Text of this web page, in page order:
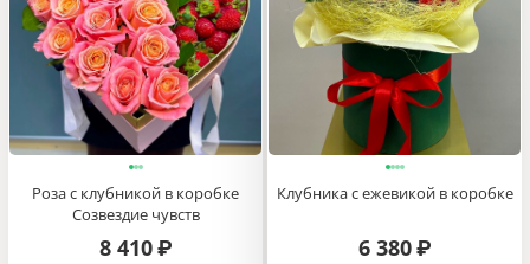
Роза с клубникой в коробке
Созвездие чувств
8 410 ₽
Клубника с ежевикой в коробке
6 380 ₽